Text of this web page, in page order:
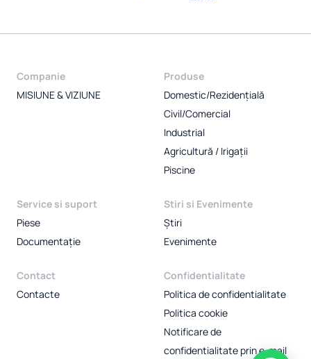
Companie
MISIUNE & VIZIUNE
Produse
Domestic/Rezidențială
Civil/Comercial
Industrial
Agricultură / Irigații
Piscine
Service si suport
Piese
Documentație
Stiri si Evenimente
Știri
Evenimente
Contact
Contacte
Confidentialitate
Politica de confidentialitate
Politica cookie
Notificare de
confidentialitate prin e-mail